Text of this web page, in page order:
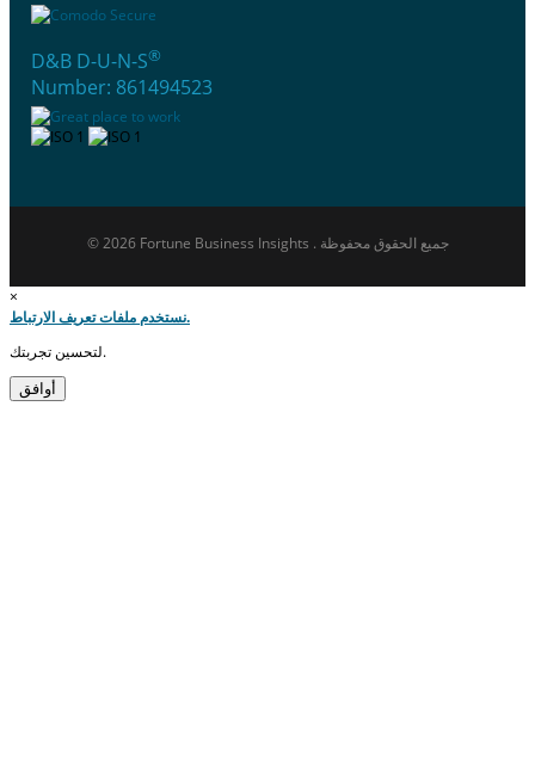
D&B D-U-N-S®
Number: 861494523
© 2026 Fortune Business Insights . جميع الحقوق محفوظة
×
نستخدم ملفات تعريف الارتباط.
لتحسين تجربتك.
أوافق